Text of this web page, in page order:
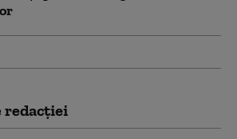
redacţiei